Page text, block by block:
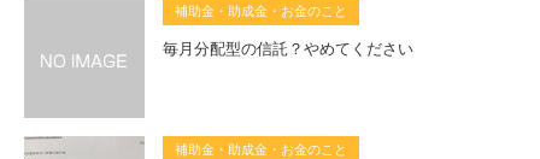
補助金・助成金・お金のこと
毎月分配型の信託？やめてください
補助金・助成金・お金のこと